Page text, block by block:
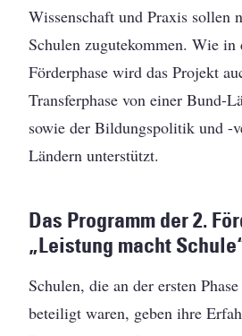
Wissenschaft und Praxis sollen
Schulen zugutekommen. Wie in
Förderphase wird das Projekt
Transferphase von einer Bund-
sowie der Bildungspolitik und -
Ländern unterstützt.
Das Programm der 2.
„Leistung macht
Schulen, die an der ersten
beteiligt waren, geben ihre